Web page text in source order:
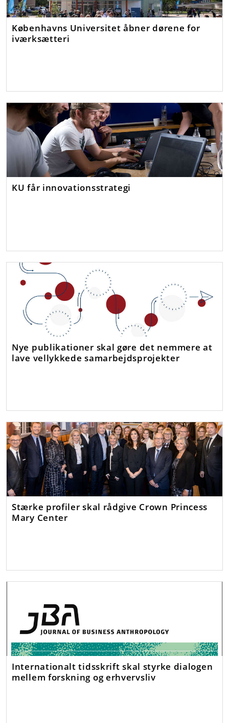
Københavns Universitet åbner dørene for
iværksætteri
KU får innovationsstrategi
Nye publikationer skal gøre det nemmere at
lave vellykkede samarbejdsprojekter
Stærke profiler skal rådgive Crown Princess
Mary Center
Internationalt tidsskrift skal styrke dialogen
mellem forskning og erhvervsliv